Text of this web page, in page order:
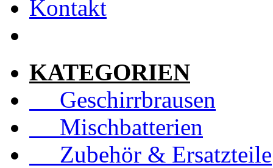
Kontakt
KATEGORIEN
Geschirrbrausen
Mischbatterien
Zubehör & Ersatzteile